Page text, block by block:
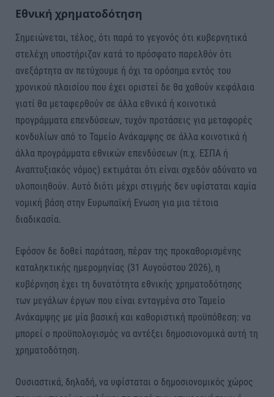
Εθνική χρηματοδότηση
Σημειώνεται, τέλος, ότι παρά το γεγονός ότι κυβερνητικά
στελέχη υποστήριζαν κατά το πρόσφατο παρελθόν ότι
ανεξάρτητα αν πετύχουμε ή όχι τα ορόσημα εντός του
χρονικού πλαισίου που έχει οριστεί δε θα χαθούν κεφάλαια
γιατί θα μεταφερθούν σε άλλα εθνικά ή κοινοτικά
προγράμματα επενδύσεων, τυχόν προτάσεις για μεταφορές
κονδυλίων από το Ταμείο Ανάκαμψης σε άλλα κοινοτικά ή
άλλα προγράμματα εθνικών επενδύσεων (π.χ. ΕΣΠΑ ή
Αναπτυξιακός νόμος) εκτιμάται ότι είναι σχεδόν αδύνατο να
υλοποιηθούν. Αυτό διότι μέχρι στιγμής δεν υφίσταται καμία
νομική βάση στην Ευρωπαϊκή Ενωση για μια τέτοια
διαδικασία.
Εφόσον δε δοθεί παράταση, πέραν της προκαθορισμένης
καταληκτικής ημερομηνίας (31 Αυγούστου 2026), η
κυβέρνηση έχει τη δυνατότητα εθνικής χρηματοδότησης
των μεγάλων έργων που είναι ενταγμένα στο Ταμείο
Ανάκαμψης με μία βασική και καθοριστική προϋπόθεση: να
μπορεί ο προϋπολογισμός να αντέξει δημοσιονομικά αυτή τη
χρηματοδότηση.
Ουσιαστικά, δηλαδή, να υφίσταται ο δημοσιονομικός χώρος